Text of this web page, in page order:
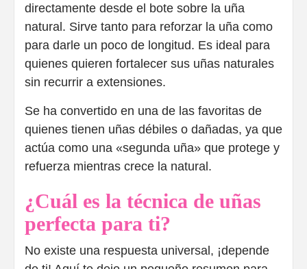
directamente desde el bote sobre la uña
natural. Sirve tanto para reforzar la uña como
para darle un poco de longitud. Es ideal para
quienes quieren fortalecer sus uñas naturales
sin recurrir a extensiones.
Se ha convertido en una de las favoritas de
quienes tienen uñas débiles o dañadas, ya que
actúa como una «segunda uña» que protege y
refuerza mientras crece la natural.
¿Cuál es la técnica de uñas
perfecta para ti?
No existe una respuesta universal, ¡depende